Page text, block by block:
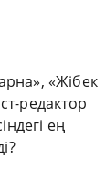
«Жібек
редактор
ең